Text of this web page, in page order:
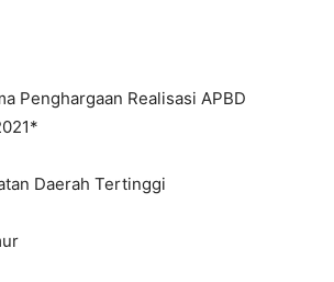
Penghargaan Realisasi APBD
Daerah Tertinggi